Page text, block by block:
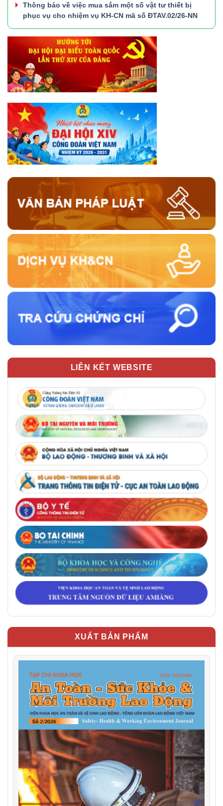
Thông báo về việc mua sắm một số vật tư thiết bị
phục vụ cho nhiệm vụ KH-CN mã số ĐTAV.02/26-NN
LIÊN KẾT WEBSITE
XUẤT BẢN PHẨM